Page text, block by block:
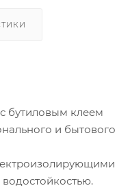
бутиловым клеем
и бытового